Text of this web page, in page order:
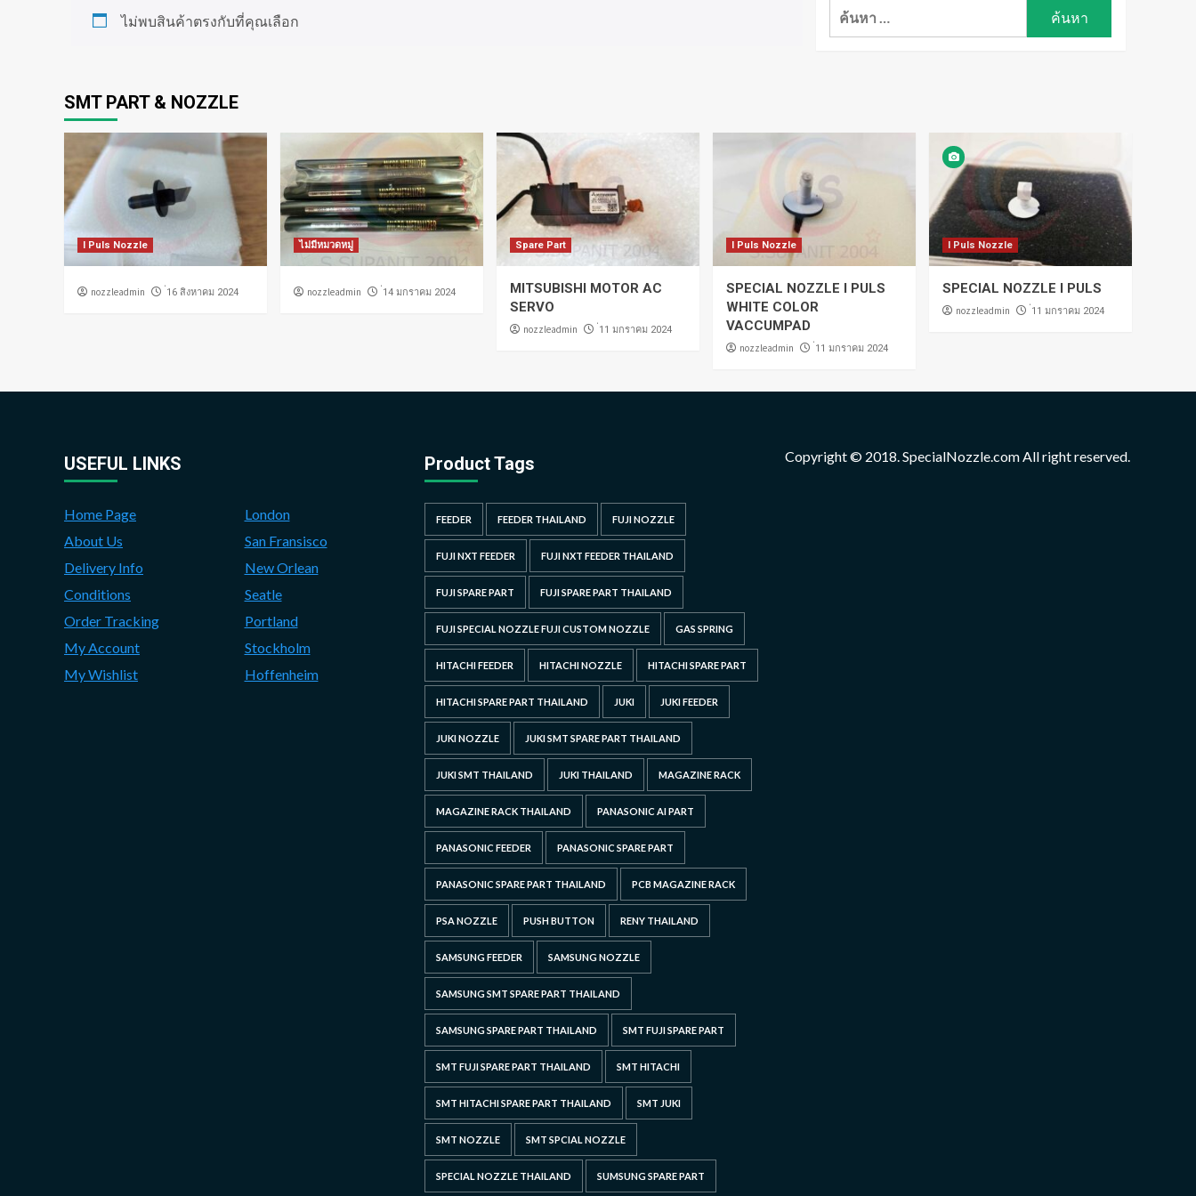
ไม่พบสินค้าตรงกับที่คุณเลือก
ค้นหา
SMT PART & NOZZLE
I Puls Nozzle
nozzleadmin ่16 สิงหาคม 2024
ไม่มีหมวดหมู่
nozzleadmin ่14 มกราคม 2024
Spare Part
MITSUBISHI MOTOR AC
SERVO
nozzleadmin ่11 มกราคม 2024
I Puls Nozzle
SPECIAL NOZZLE I PULS
WHITE COLOR
VACCUMPAD
nozzleadmin ่11 มกราคม 2024
I Puls Nozzle
SPECIAL NOZZLE I PULS
nozzleadmin ่11 มกราคม 2024
USEFUL LINKS
Home Page
About Us
Delivery Info
Conditions
Order Tracking
My Account
My Wishlist
London
San Fransisco
New Orlean
Seatle
Portland
Stockholm
Hoffenheim
Product Tags
FEEDER FEEDER THAILAND FUJI NOZZLE
FUJI NXT FEEDER FUJI NXT FEEDER THAILAND
FUJI SPARE PART FUJI SPARE PART THAILAND
FUJI SPECIAL NOZZLE FUJI CUSTOM NOZZLE GAS SPRING
HITACHI FEEDER HITACHI NOZZLE HITACHI SPARE PART
HITACHI SPARE PART THAILAND JUKI JUKI FEEDER
JUKI NOZZLE JUKI SMT SPARE PART THAILAND
JUKI SMT THAILAND JUKI THAILAND MAGAZINE RACK
MAGAZINE RACK THAILAND PANASONIC AI PART
PANASONIC FEEDER PANASONIC SPARE PART
PANASONIC SPARE PART THAILAND PCB MAGAZINE RACK
PSA NOZZLE PUSH BUTTON RENY THAILAND
SAMSUNG FEEDER SAMSUNG NOZZLE
SAMSUNG SMT SPARE PART THAILAND
SAMSUNG SPARE PART THAILAND SMT FUJI SPARE PART
SMT FUJI SPARE PART THAILAND SMT HITACHI
SMT HITACHI SPARE PART THAILAND SMT JUKI
SMT NOZZLE SMT SPCIAL NOZZLE
SPECIAL NOZZLE THAILAND SUMSUNG SPARE PART
Copyright © 2018. SpecialNozzle.com All right reserved.